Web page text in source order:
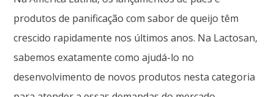
produtos de panificação ​​com sabor de queijo têm
crescido rapidamente nos últimos anos. Na Lactosan,
sabemos exatamente como ajudá-lo no
desenvolvimento de novos produtos nesta categoria